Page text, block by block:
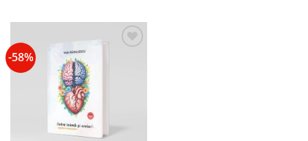
-58%